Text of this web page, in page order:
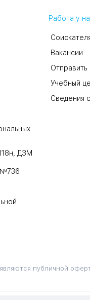
ДЗМ
№736
Работа у
Вакансии
Учебный
Сведения
публичной